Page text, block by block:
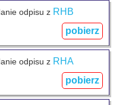
odpisu z RHB
pobierz
odpisu z RHA
pobierz